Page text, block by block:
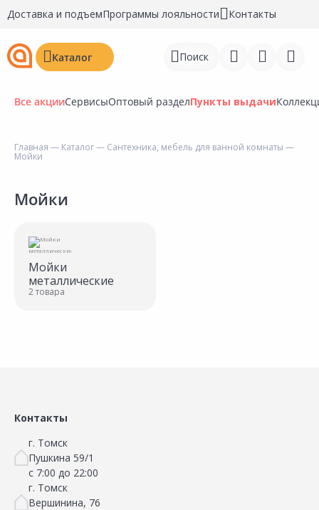
Доставка и подъемПрограммы лояльности Контакты
Каталог Поиск
Все акцииСервисыОптовый разделПункты выдачи
Главная — Каталог— Сантехника, мебель для ванной комнаты —
Мойки
Мойки
Мойки
металлические
2 товара
Контакты
г. Томск
Пушкина 59/1
с 7:00 до 22:00
г. Томск
Вершинина, 76